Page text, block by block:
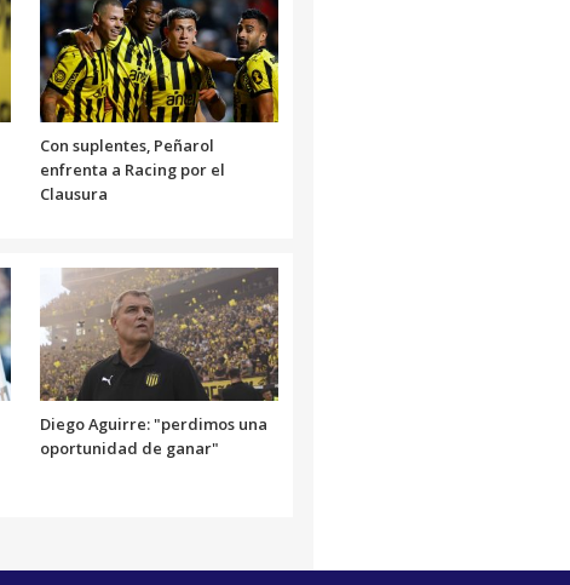
Con suplentes, Peñarol
enfrenta a Racing por el
Clausura
Diego Aguirre: "perdimos una
oportunidad de ganar"